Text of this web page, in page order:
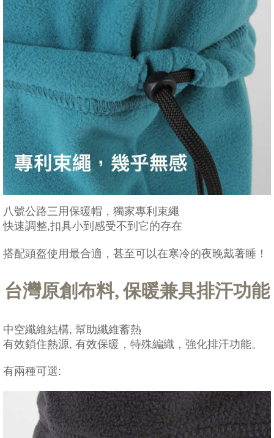
八號公路三用保暖帽，獨家專利束繩
快速調整,扣具小到感受不到它的存在
搭配頭盔使用最合適，甚至可以在寒冷的夜晚戴著睡！
台灣原創布料, 保暖兼具排汗功能
中空纖維結構, 幫助纖維蓄熱
有效鎖住熱源, 有效保暖，特殊編織，強化排汗功能。
有兩種可選: